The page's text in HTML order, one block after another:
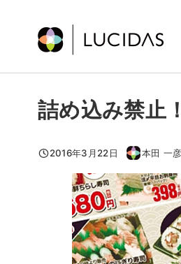
詰め込み禁止
投稿日
2016年3月22日
著
者
本田 一彦